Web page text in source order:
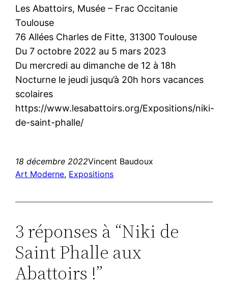
Les Abattoirs, Musée – Frac Occitanie
Toulouse
76 Allées Charles de Fitte, 31300 Toulouse
Du 7 octobre 2022 au 5 mars 2023
Du mercredi au dimanche de 12 à 18h
Nocturne le jeudi jusqu’à 20h hors vacances
scolaires
https://www.lesabattoirs.org/Expositions/niki-
de-saint-phalle/
18 décembre 2022Vincent Baudoux
Art Moderne, Expositions
3 réponses à “Niki de
Saint Phalle aux
Abattoirs !”